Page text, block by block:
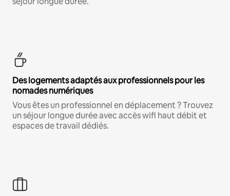
Des logements adaptés aux professionnels pour les
nomades numériques
Vous êtes un professionnel en déplacement ? Trouvez
un séjour longue durée avec accès wifi haut débit et
espaces de travail dédiés.